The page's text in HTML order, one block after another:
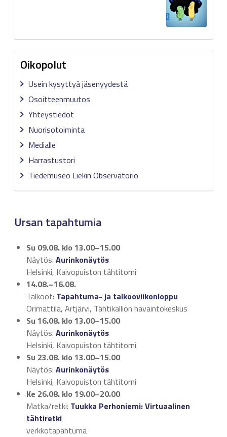
Oikopolut
Usein kysyttyä jäsenyydestä
Osoitteenmuutos
Yhteystiedot
Nuorisotoiminta
Medialle
Harrastustori
Tiedemuseo Liekin Observatorio
Ursan tapahtumia
Su 09.08. klo 13.00–15.00
Näytös: Aurinkonäytös
Helsinki, Kaivopuiston tähtitorni
14.08.–16.08.
Talkoot: Tapahtuma- ja talkooviikonloppu
Orimattila, Artjärvi, Tähtikallion havaintokeskus
Su 16.08. klo 13.00–15.00
Näytös: Aurinkonäytös
Helsinki, Kaivopuiston tähtitorni
Su 23.08. klo 13.00–15.00
Näytös: Aurinkonäytös
Helsinki, Kaivopuiston tähtitorni
Ke 26.08. klo 19.00–20.00
Matka/retki: Tuukka Perhoniemi: Virtuaalinen
tähtiretki
verkkotapahtuma